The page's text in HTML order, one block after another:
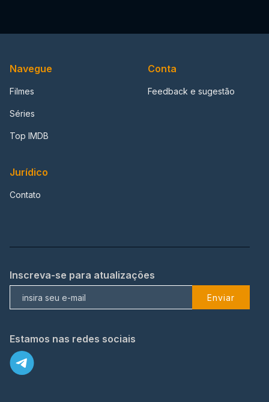
Navegue
Filmes
Séries
Top IMDB
Conta
Feedback e sugestão
Jurídico
Contato
Inscreva-se para atualizações
Enviar
Estamos nas redes sociais